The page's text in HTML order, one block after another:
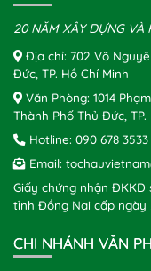
20 NĂM XÂY DỰNG VÀ
Địa chỉ: 702 Võ
Đức, TP. Hồ Chí Minh
Văn Phòng: 1014
Thành Phố Thủ Đức, TP.
Hotline: 090 678 3533
Email:
Giấy chứng nhận ĐKKD
tỉnh Đồng Nai cấp ngày
CHI NHÁNH VĂN